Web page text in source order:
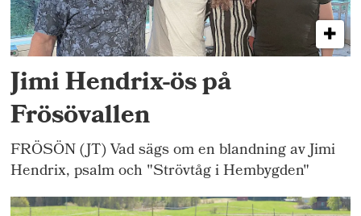
Jimi Hendrix-ös på
Frösövallen
FRÖSÖN (JT) Vad sägs om en blandning av Jimi
Hendrix, psalm och "Strövtåg i Hembygden"